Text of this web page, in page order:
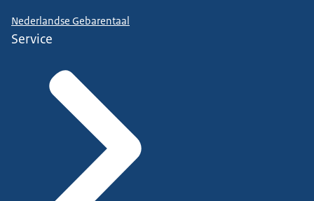
Nederlandse Gebarentaal
Service